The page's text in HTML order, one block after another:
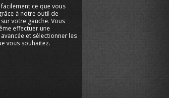
ce que vous
à notre outil de
votre gauche. Vous
effectuer une
et sélectionner les
vous souhaitez.